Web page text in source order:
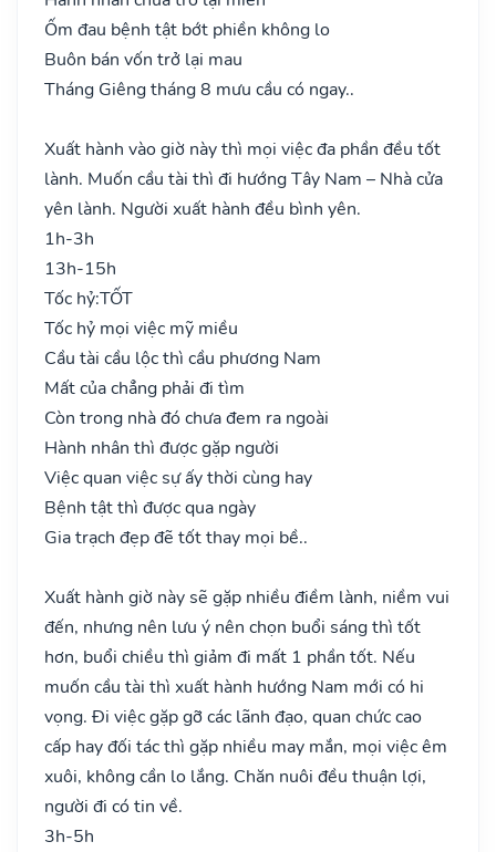
Ốm đau bệnh tật bớt phiền không lo
Buôn bán vốn trở lại mau
Tháng Giêng tháng 8 mưu cầu có ngay..
Xuất hành vào giờ này thì mọi việc đa phần đều tốt
lành. Muốn cầu tài thì đi hướng Tây Nam – Nhà cửa
yên lành. Người xuất hành đều bình yên.
1h-3h
13h-15h
Tốc hỷ:TỐT
Tốc hỷ mọi việc mỹ miều
Cầu tài cầu lộc thì cầu phương Nam
Mất của chẳng phải đi tìm
Còn trong nhà đó chưa đem ra ngoài
Hành nhân thì được gặp người
Việc quan việc sự ấy thời cùng hay
Bệnh tật thì được qua ngày
Gia trạch đẹp đẽ tốt thay mọi bề..
Xuất hành giờ này sẽ gặp nhiều điềm lành, niềm vui
đến, nhưng nên lưu ý nên chọn buổi sáng thì tốt
hơn, buổi chiều thì giảm đi mất 1 phần tốt. Nếu
muốn cầu tài thì xuất hành hướng Nam mới có hi
vọng. Đi việc gặp gỡ các lãnh đạo, quan chức cao
cấp hay đối tác thì gặp nhiều may mắn, mọi việc êm
xuôi, không cần lo lắng. Chăn nuôi đều thuận lợi,
người đi có tin về.
3h-5h